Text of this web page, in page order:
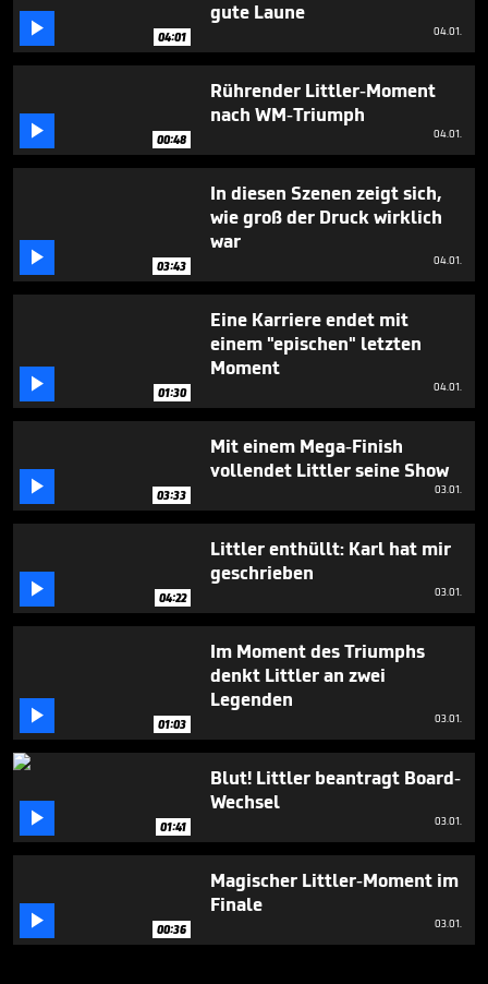
minute,
 04:01
gute Laune
04.01.
 00:48
Rührender Littler-Moment
nach WM-Triumph
04.01.
 03:43
In diesen Szenen zeigt sich,
wie groß der Druck wirklich
war
04.01.
 01:30
Eine Karriere endet mit
einem "epischen" letzten
Moment
04.01.
 03:33
Mit einem Mega-Finish
vollendet Littler seine Show
03.01.
 04:22
Littler enthüllt: Karl hat mir
geschrieben
03.01.
 01:03
Im Moment des Triumphs
denkt Littler an zwei
Legenden
03.01.
 01:41
Blut! Littler beantragt Board-
Wechsel
03.01.
 00:36
Magischer Littler-Moment im
Finale
03.01.